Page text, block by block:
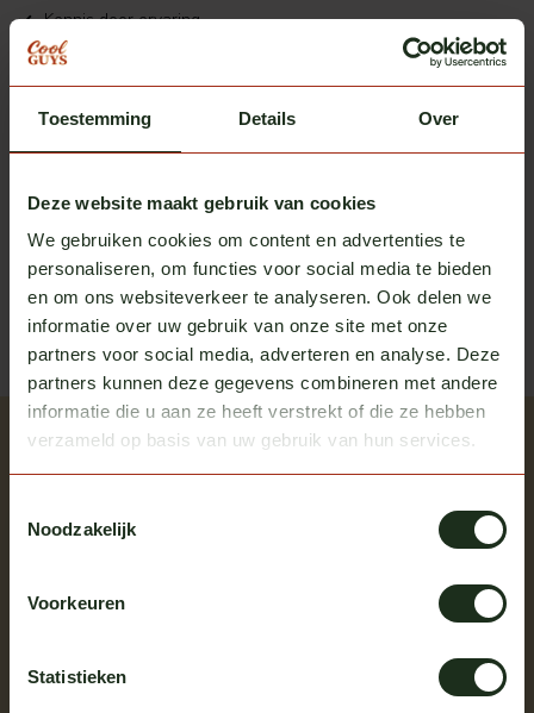
Toestemming Details Over
Deze website maakt gebruik van cookies
We gebruiken cookies om content en advertenties te
personaliseren, om functies voor social media te bieden
en om ons websiteverkeer te analyseren. Ook delen we
informatie over uw gebruik van onze site met onze
partners voor social media, adverteren en analyse. Deze
partners kunnen deze gegevens combineren met andere
informatie die u aan ze heeft verstrekt of die ze hebben
verzameld op basis van uw gebruik van hun services.
Noodzakelijk
Voorkeuren
Statistieken
Kennis door ervaring
Productomschrijving
Heb je vragen over dit product?
Of heb je hulp nodig bij het bestellen? We helpen je
graag!
neem contact op met ons
Recent bekeken
Bekijk alle producten